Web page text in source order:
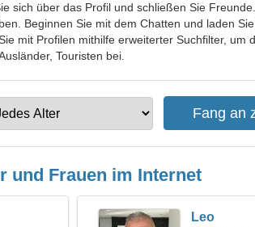
sich über das Profil und schließen Sie
Beginnen Sie mit dem Chatten und laden
mit Profilen mithilfe erweiterter Suchfilter, um
Touristen bei.
und Frauen im Internet
Leo